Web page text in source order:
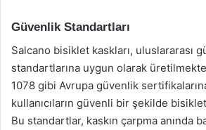
Güvenlik Standartları
Salcano bisiklet kaskları, uluslararası
standartlarına uygun olarak
1078 gibi Avrupa güvenlik
kullanıcıların güvenli bir şekilde
Bu standartlar, kaskın çarpma anında